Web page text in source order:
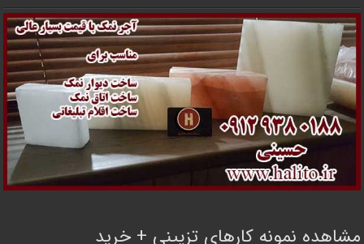
مشاهده نمونه کارهای تزیینی + خرید